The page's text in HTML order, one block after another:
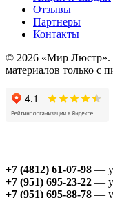
Отзывы
Партнеры
Контакты
© 2026 «Мир Люстр».
материалов только с
+7 (4812) 61-07-98 —
+7 (951) 695-23-22 —
+7 (951) 695-88-78 —